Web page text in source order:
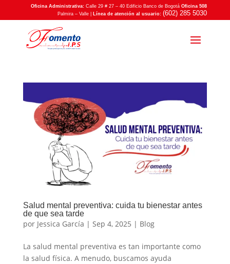
Oficina Administrativa: Calle 29 # 27 – 40 Edificio Banco de BogotáOficina 508
Palmira – Valle |
Línea de atención al usuario: (602) 285 5030
Salud mental preventiva: cuida tu bienestar antes
de que sea tarde
por Jessica García | Sep 4, 2025 | Blog
La salud mental preventiva es tan importante como
la salud física. A menudo, buscamos ayuda